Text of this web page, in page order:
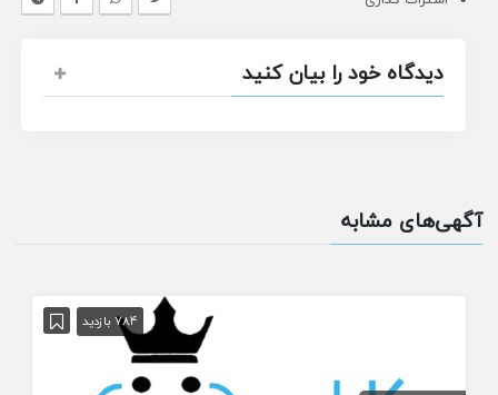
دیدگاه خود را بیان کنید
آگهی‌های مشابه
784 بازدید